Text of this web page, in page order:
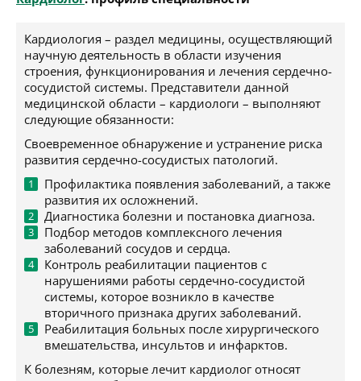
Кардиология – раздел медицины, осуществляющий
научную деятельность в области изучения
строения, функционирования и лечения сердечно-
сосудистой системы. Представители данной
медицинской области – кардиологи – выполняют
следующие обязанности:
Своевременное обнаружение и устранение риска
развития сердечно-сосудистых патологий.
Профилактика появления заболеваний, а также
развития их осложнений.
Диагностика болезни и постановка диагноза.
Подбор методов комплексного лечения
заболеваний сосудов и сердца.
Контроль реабилитации пациентов с
нарушениями работы сердечно-сосудистой
системы, которое возникло в качестве
вторичного признака других заболеваний.
Реабилитация больных после хирургического
вмешательства, инсультов и инфарктов.
К болезням, которые лечит кардиолог относят